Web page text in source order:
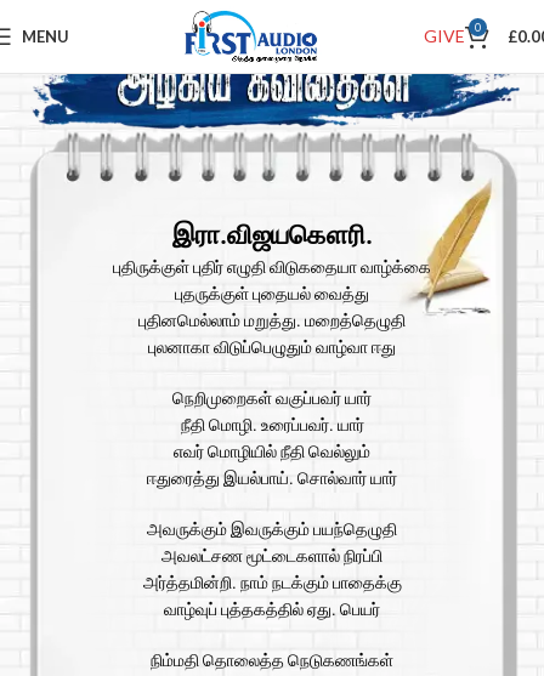
MENU GIVE 0 £
இரா.விஜயகௌரி.
புதிருக்குள் புதிர் எழுதி விடுகதையா வாழ்க்கை
புதருக்குள் புதையல் வைத்து
புதினமெல்லாம் மறுத்து. மறைத்தெழுதி
புலனாகா விடுப்பெழுதும் வாழ்வா ஈது
நெறிமுறைகள் வகுப்பவர் யார்
நீதி மொழி. உரைப்பவர். யார்
எவர் மொழியில் நீதி வெல்லும்
ஈதுரைத்து இயல்பாய். சொல்வார் யார்
அவருக்கும் இவருக்கும் பயந்தெழுதி
அவலட்சண மூட்டைகளால் நிரப்பி
அர்த்தமின்றி. நாம் நடக்கும் பாதைக்கு
வாழ்வுப் புத்தகத்தில் ஏது. பெயர்
நிம்மதி தொலைத்த நெடுகணங்கள்